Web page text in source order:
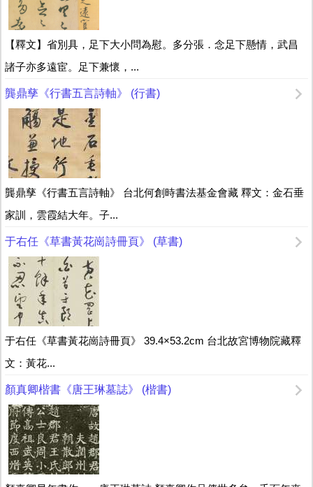
【釋文】省別具，足下大小問為慰。多分張．念足下懸情，武昌
諸子亦多遠宦。足下兼懷，...
龔鼎孳《行書五言詩軸》 (行書)
龔鼎孳《行書五言詩軸》 台北何創時書法基金會藏 釋文：金石垂
家訓，雲霞結大年。子...
于右任《草書黃花崗詩冊頁》 (草書)
于右任《草書黃花崗詩冊頁》 39.4×53.2cm 台北故宮博物院藏釋
文：黃花...
顏真卿楷書《唐王琳墓誌》 (楷書)